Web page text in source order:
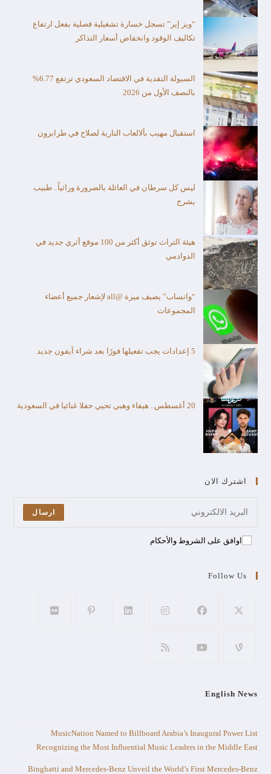
“ويز إير” تسجل خسارة تشغيلية فصلية بفعل ارتفاع
تكاليف الوقود وانخفاض أسعار التذاكر
السيولة النقدية في الاقتصاد السعودي ترتفع 6.77%
بالنصف الأول من 2026
استقبال مهيب بألالعاب النارية لصلاح في طرابزون
ليس كل سرطان في العائلة بالضرورة وراثياً.. طبيب
يشرح
هيئة التراث توثق أكثر من 100 موقع أثري جديد في
الدوادمي
“واتساب” يضيف ميزة @all لإشعار جميع أعضاء
المجموعات
5 إعدادات يجب تفعيلها فورًا بعد شراء آيفون جديد
20 أغسطس.. هيفاء وهبي تحيي حفلا غنائيا في السعودية
اشترك الان
ارسال
اوافق على الشروط والأحكام
Follow Us
English News
MusicNation Named to Billboard Arabia’s Inaugural Power List
Recognizing the Most Influential Music Leaders in the Middle East
Binghatti and Mercedes-Benz Unveil the World’s First Mercedes-Benz